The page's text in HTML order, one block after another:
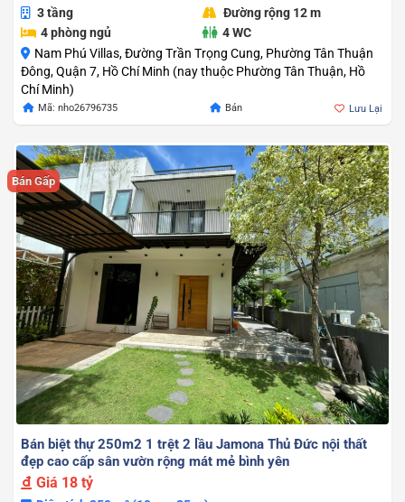
3 tầng
Đường rộng 12 m
4 phòng ngủ
4 WC
Nam Phú Villas, Đường Trần Trọng Cung, Phường Tân Thuận
Đông, Quận 7, Hồ Chí Minh (nay thuộc Phường Tân Thuận, Hồ
Chí Minh)
Mã: nho26796735 Bán Lưu Lại
Bán Gấp
Bán biệt thự 250m2 1 trệt 2 lầu Jamona Thủ Đức nội thất
đẹp cao cấp sân vườn rộng mát mẻ bình yên
Giá 18 tỷ